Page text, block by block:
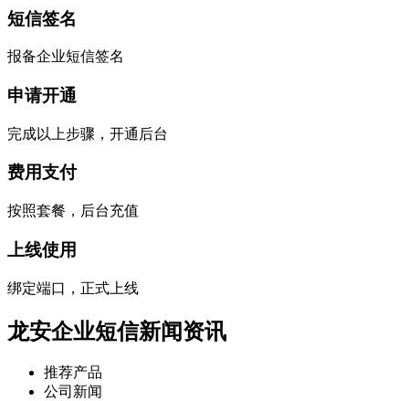
短信签名
报备企业短信签名
申请开通
完成以上步骤，开通后台
费用支付
按照套餐，后台充值
上线使用
绑定端口，正式上线
龙安企业短信新闻资讯
推荐产品
公司新闻